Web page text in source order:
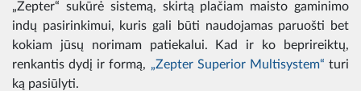
„Zepter“ sukūrė sistemą, skirtą plačiam maisto gaminimo
indų pasirinkimui, kuris gali būti naudojamas paruošti bet
kokiam jūsų norimam patiekalui. Kad ir ko beprireiktų,
renkantis dydį ir formą, „Zepter Superior Multisystem“ turi
ką pasiūlyti.